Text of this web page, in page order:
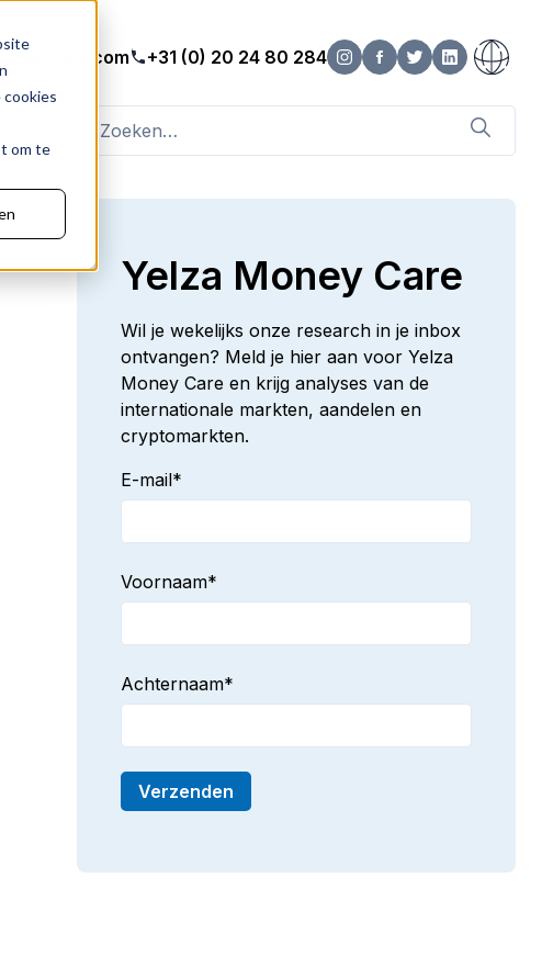
cookies
om te
info@yelza.com +31 (0) 20 24 80 284
Yelza Money Care
Wil je wekelijks onze research in je inbox
ontvangen? Meld je hier aan voor Yelza
Money Care en krijg analyses van de
internationale markten, aandelen en
cryptomarkten.
E-mail*
Voornaam*
Achternaam*